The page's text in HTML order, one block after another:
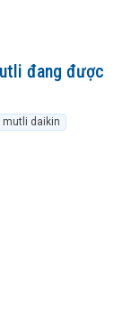
đang được
mutli daikin